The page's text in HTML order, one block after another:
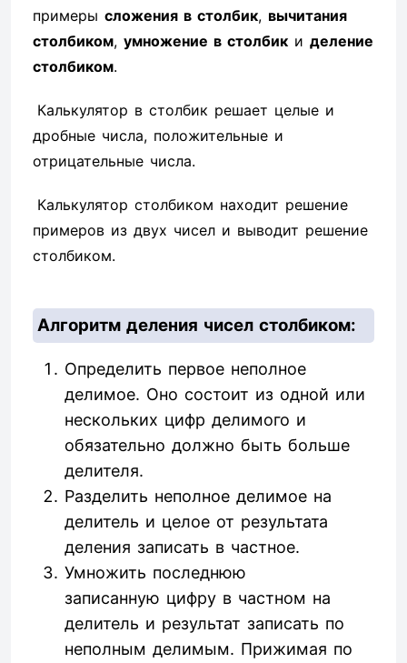
примеры сложения в столбик, вычитания
столбиком, умножение в столбик и деление
столбиком.
Калькулятор в столбик решает целые и
дробные числа, положительные и
отрицательные числа.
Калькулятор столбиком находит решение
примеров из двух чисел и выводит решение
столбиком.
Алгоритм деления чисел столбиком:
Определить первое неполное
делимое. Оно состоит из одной или
нескольких цифр делимого и
обязательно должно быть больше
делителя.
Разделить неполное делимое на
делитель и целое от результата
деления записать в частное.
Умножить последнюю
записанную цифру в частном на
делитель и результат записать по
неполным делимым. Прижимая по